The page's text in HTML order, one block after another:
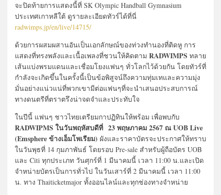
จะปิดท้ายการแสดงนี้ที่ SK Olympic Handball Gymnasium
ประเทศเกาหลีใต้ ดูรายละเอียดทัวร์ได้ที่นี่
radwimps.jp/en/live/14715/
ด้วยการผสมผสานอันเป็นเอกลักษณ์ของท่วงทำนองที่ติดหู การ
แสดงที่ทรงพลังและเนื้อเพลงที่ชวนให้คิดตาม RADWIMPS ทลาย
เส้นแบ่งพรมแดนและเชื่อมโยงแฟนๆ ทั่วโลกไว้ด้วยกัน โดยทัวร์ที่
กำลังจะเกิดขึ้นในครั้งนี้เป็นข้อพิสูจน์ถึงความทุ่มเทและความมุ่ง
มั่นอย่างแน่วแน่ที่พวกเขามีต่อแฟนๆที่จะนำเสนอประสบการณ์
ทางดนตรีที่ตราตรึงน่าจดจำและประทับใจ
ในปีนี้ แฟนๆ ชาวไทยเตรียมกาปฏิทินให้พร้อม เพื่อพบกับ
RADWIPMS ในวันพฤหัสบดีที่ 23 พฤษภาคม 2567 ณ UOB Live
(Emsphere ข้างเอ็มโพเรียม) ผังและราคาบัตรจะประกาศให้ทราบ
ในวันพุธที่ 14 กุมภาพันธ์ โดยรอบ Pre-sale สำหรับผู้ถือบัตร UOB
และ Citi ทุกประเภท วันศุกร์ที่ 1 มีนาคมนี้ เวลา 11:00 น.และเปิด
จำหน่ายบัตรเป็นการทั่วไป ในวันเสาร์ที่ 2 มีนาคมนี้ เวลา 11:00
น. ทาง Thaiticketmajor ทั้งออนไลน์และทุกช่องทางจำหน่าย